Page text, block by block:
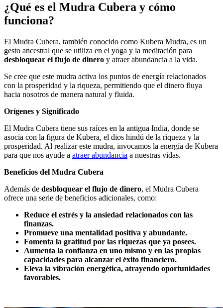
¿Qué es el Mudra Cubera y cómo
funciona?
El Mudra Cubera, también conocido como Kubera Mudra, es un
gesto ancestral que se utiliza en el yoga y la meditación para
desbloquear el flujo de dinero y atraer abundancia a la vida.
Se cree que este mudra activa los puntos de energía relacionados
con la prosperidad y la riqueza, permitiendo que el dinero fluya
hacia nosotros de manera natural y fluida.
Orígenes y Significado
El Mudra Cubera tiene sus raíces en la antigua India, donde se
asocia con la figura de Kubera, el dios hindú de la riqueza y la
prosperidad. Al realizar este mudra, invocamos la energía de Kubera
para que nos ayude a atraer abundancia a nuestras vidas.
Beneficios del Mudra Cubera
Además de desbloquear el flujo de dinero, el Mudra Cubera
ofrece una serie de beneficios adicionales, como:
Reduce el estrés y la ansiedad relacionados con las
finanzas.
Promueve una mentalidad positiva y abundante.
Fomenta la gratitud por las riquezas que ya posees.
Aumenta la confianza en uno mismo y en las propias
capacidades para alcanzar el éxito financiero.
Eleva la vibración energética, atrayendo oportunidades
favorables.